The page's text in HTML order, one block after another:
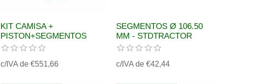
KIT CAMISA +
PISTON+SEGMENTOS
TRACTOR JOHN DEERE
c/IVA de €551,66
SEGMENTOS Ø 106.50
MM - STDTRACTOR
MOTOR JOHN DEERE
c/IVA de €42,44